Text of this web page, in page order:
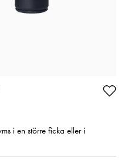
NiSi NC UV-Filter till
Fujifilm X100VI Svart
i en större ficka eller i